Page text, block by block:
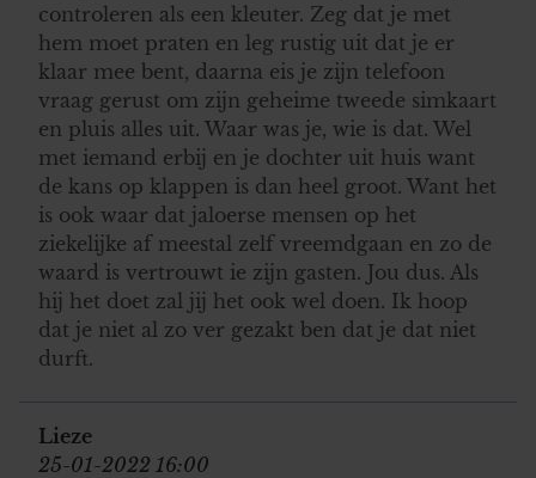
controleren als een kleuter. Zeg dat je met
hem moet praten en leg rustig uit dat je er
klaar mee bent, daarna eis je zijn telefoon
vraag gerust om zijn geheime tweede simkaart
en pluis alles uit. Waar was je, wie is dat. Wel
met iemand erbij en je dochter uit huis want
de kans op klappen is dan heel groot. Want het
is ook waar dat jaloerse mensen op het
ziekelijke af meestal zelf vreemdgaan en zo de
waard is vertrouwt ie zijn gasten. Jou dus. Als
hij het doet zal jij het ook wel doen. Ik hoop
dat je niet al zo ver gezakt ben dat je dat niet
durft.
Lieze
25-01-2022 16:00